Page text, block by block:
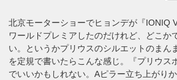
北京モーターショーでヒョンデが『IONIQ
ワールドプレミアしたのだけれど、どこか
い。というかプリウスのシルエットのま
を定規で書いたらこんな感じ。『プリウス
でいいかもしれない。Aピラー立ち上がり